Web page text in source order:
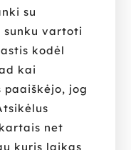
su
sunku vartoti
kodėl
kai
jog
net
kuris laikas